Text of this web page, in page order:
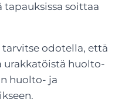
tapauksissa soittaa
tarvitse odotella, että
urakkatöistä huolto-
huolto- ja